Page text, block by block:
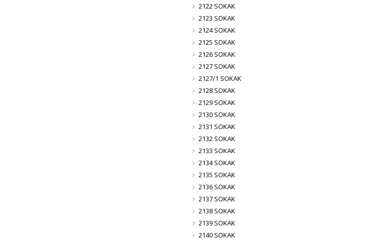
2122 SOKAK
2123 SOKAK
2124 SOKAK
2125 SOKAK
2126 SOKAK
2127 SOKAK
2127/1 SOKAK
2128 SOKAK
2129 SOKAK
2130 SOKAK
2131 SOKAK
2132 SOKAK
2133 SOKAK
2134 SOKAK
2135 SOKAK
2136 SOKAK
2137 SOKAK
2138 SOKAK
2139 SOKAK
2140 SOKAK